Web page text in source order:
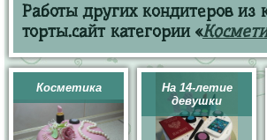
Работы других кондитеров из
торты.сайт категории «
Косметика
На 14-летие
девушки